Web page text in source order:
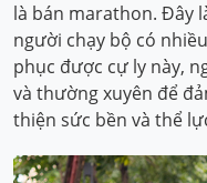
là bán marathon. Đây
người chạy bộ có
phục được cự ly này,
và thường xuyên để
thiện sức bền và thể